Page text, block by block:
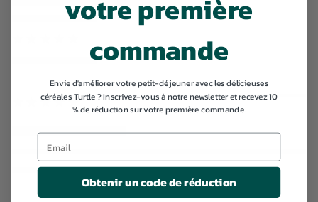
★★★★★
votre première
commande
Envie d'améliorer votre petit-déjeuner avec les délicieuses
céréales Turtle ? Inscrivez-vous à notre newsletter et recevez 10
% de réduction sur votre première commande.
Obtenir un code de réduction